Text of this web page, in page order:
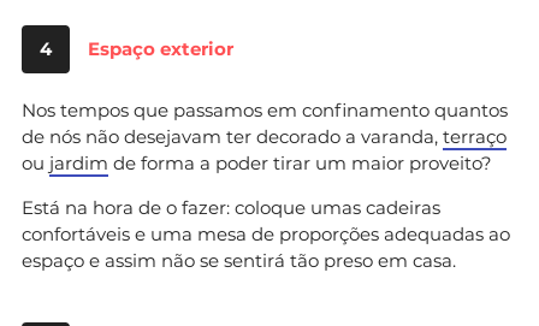
4 Espaço exterior
Nos tempos que passamos em confinamento quantos
de nós não desejavam ter decorado a varanda, terraço
ou jardim de forma a poder tirar um maior proveito?
Está na hora de o fazer: coloque umas cadeiras
confortáveis e uma mesa de proporções adequadas ao
espaço e assim não se sentirá tão preso em casa.